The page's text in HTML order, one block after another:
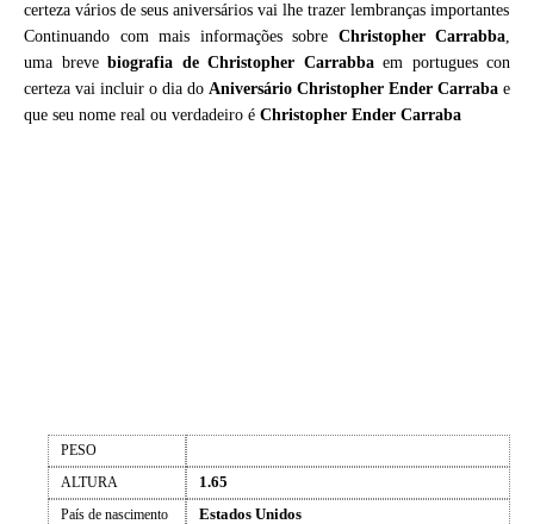
certeza vários de seus aniversários vai lhe trazer lembranças importantes
Continuando com mais informações sobre Christopher Carrabba,
uma breve biografia de Christopher Carrabbaem portugues con
certeza vai incluir o dia do Aniversário Christopher Ender Carraba e
que seu nome real ou verdadeiro é Christopher Ender Carraba
PESO
ALTURA
1.65
País de nascimento Estados Unidos